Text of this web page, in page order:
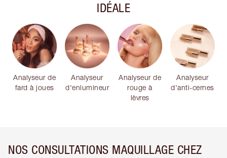
IDÉALE
Analyseur de
fard à joues
Analyseur
d'enlumineur
Analyseur de
rouge à
lèvres
Analyseur
d'anti-cernes
NOS CONSULTATIONS MAQUILLAGE CHEZ